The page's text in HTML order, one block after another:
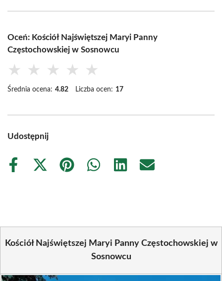
Oceń: Kościół Najświętszej Maryi Panny
Częstochowskiej w Sosnowcu
★ ★ ★ ★ ★
Średnia ocena: 4.82 Liczba ocen: 17
Udostępnij
Share
Share
Share
Share
Share
Share
Kościół Najświętszej Maryi Panny Częstochowskiej w
Sosnowcu